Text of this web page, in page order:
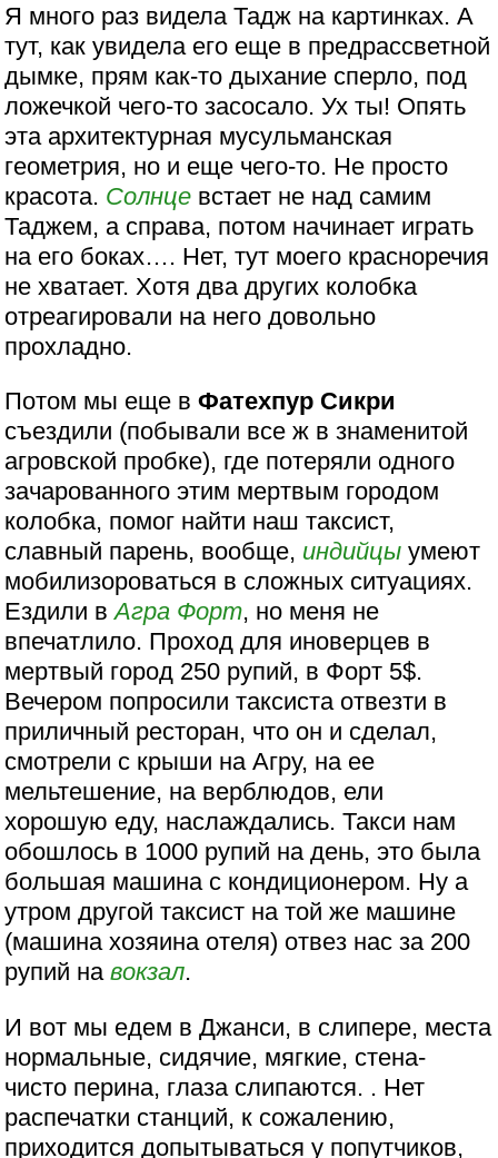
Я много раз видела Тадж на картинках. А
тут, как увидела его еще в предрассветной
дымке, прям как-то дыхание сперло, под
ложечкой чего-то засосало. Ух ты! Опять
эта архитектурная мусульманская
геометрия, но и еще чего-то. Не просто
красота. Солнце встает не над самим
Таджем, а справа, потом начинает играть
на его боках…. Нет, тут моего красноречия
не хватает. Хотя два других колобка
отреагировали на него довольно
прохладно.
Потом мы еще вФатехпур Сикри
съездили (побывали все ж в знаменитой
агровской пробке), где потеряли одного
зачарованного этим мертвым городом
колобка, помог найти наш таксист,
славный парень, вообще, индийцы умеют
мобилизороваться в сложных ситуациях.
Ездили вАгра Форт, но меня не
впечатлило. Проход для иноверцев в
мертвый город 250 рупий, в Форт 5$.
Вечером попросили таксиста отвезти в
приличный ресторан, что он и сделал,
смотрели с крыши на Агру, на ее
мельтешение, на верблюдов, ели
хорошую еду, наслаждались. Такси нам
обошлось в 1000 рупий на день, это была
большая машина с кондиционером. Ну а
утром другой таксист на той же машине
(машина хозяина отеля) отвез нас за 200
рупий навокзал.
И вот мы едем в Джанси, в слипере, места
нормальные, сидячие, мягкие, стена-
чисто перина, глаза слипаются. . Нет
распечатки станций, к сожалению,
приходится допытываться у попутчиков,